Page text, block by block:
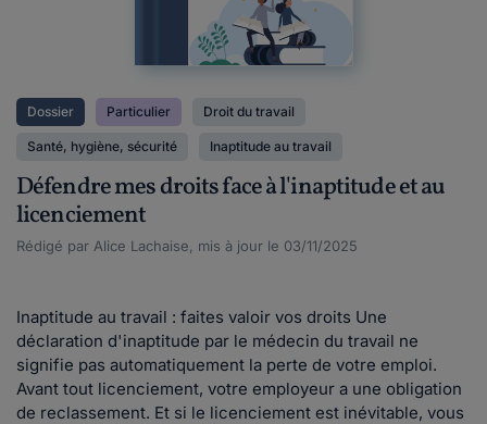
Dossier Particulier Droit du travail
Santé, hygiène, sécurité Inaptitude au travail
Défendre mes droits face à l'inaptitude et au
licenciement
Rédigé par Alice Lachaise, mis à jour le 03/11/2025
Inaptitude au travail : faites valoir vos droits Une
déclaration d'inaptitude par le médecin du travail ne
signifie pas automatiquement la perte de votre emploi.
Avant tout licenciement, votre employeur a une obligation
de reclassement. Et si le licenciement est inévitable, vous